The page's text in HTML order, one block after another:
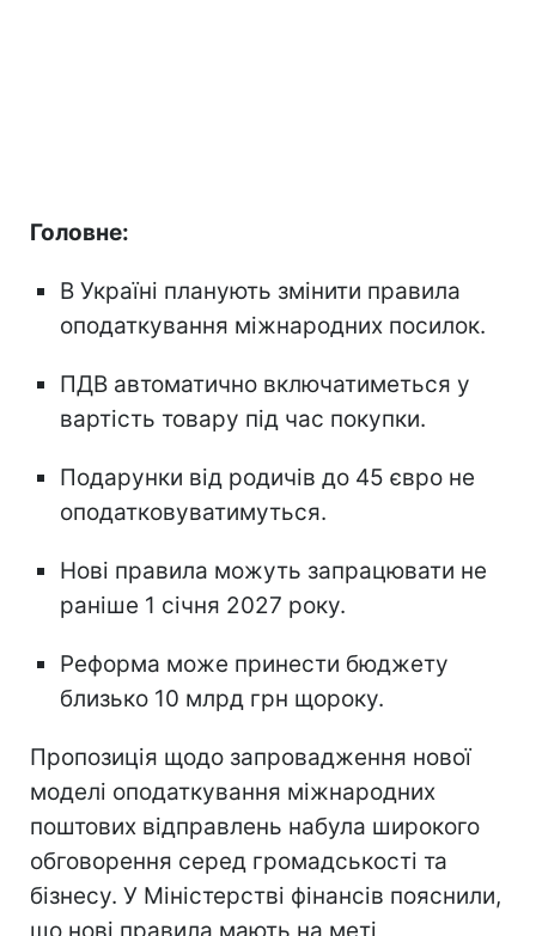
Головне:
В Україні планують змінити правила
оподаткування міжнародних посилок.
ПДВ автоматично включатиметься у
вартість товару під час покупки.
Подарунки від родичів до 45 євро не
оподатковуватимуться.
Нові правила можуть запрацювати не
раніше 1 січня 2027 року.
Реформа може принести бюджету
близько 10 млрд грн щороку.
Пропозиція щодо запровадження нової
моделі оподаткування міжнародних
поштових відправлень набула широкого
обговорення серед громадськості та
бізнесу. У Міністерстві фінансів пояснили,
що нові правила мають на меті